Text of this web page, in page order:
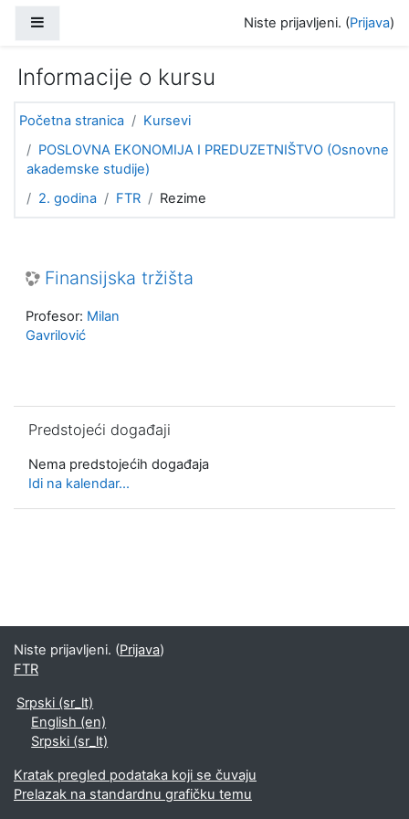
Niste prijavljeni. (Prijava)
Informacije o kursu
Početna stranica
Kursevi
POSLOVNA EKONOMIJA I PREDUZETNIŠTVO (Osnovne
akademske studije)
2. godina
FTR Rezime
Finansijska tržišta
Profesor: Milan
Gavrilović
Predstojeći događaji
Nema predstojećih događaja
Idi na kalendar...
Niste prijavljeni. (Prijava)
FTR
Srpski ‎(sr_lt)‎
English ‎(en)‎
Srpski ‎(sr_lt)‎
Kratak pregled podataka koji se čuvaju
Prelazak na standardnu grafičku temu